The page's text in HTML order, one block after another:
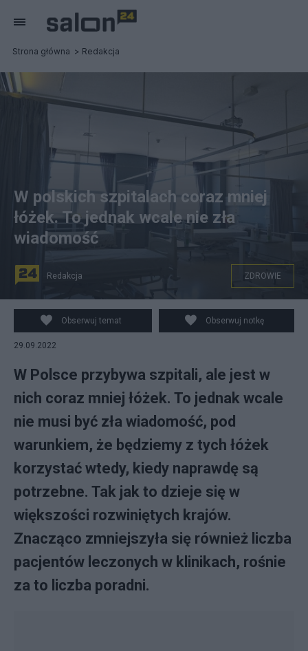
Strona główna Redakcja
W Polsce przybywa szpitali, ale jest w nich coraz mniej
łóżek. Źródło: Canva
W polskich szpitalach coraz mniej
łóżek. To jednak wcale nie zła
wiadomość
Redakcja ZDROWIE
Obserwuj temat Obserwuj notkę
29.09.2022
W Polsce przybywa szpitali, ale jest w
nich coraz mniej łóżek. To jednak wcale
nie musi być zła wiadomość, pod
warunkiem, że będziemy z tych łóżek
korzystać wtedy, kiedy naprawdę są
potrzebne. Tak jak to dzieje się w
większości rozwiniętych krajów.
Znacząco zmniejszyła się również liczba
pacjentów leczonych w klinikach, rośnie
za to liczba poradni.